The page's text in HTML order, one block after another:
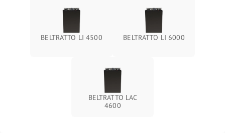
BELTRATTO LI 4500 BELTRATTO LI 6000
BELTRATTO LAC
4600